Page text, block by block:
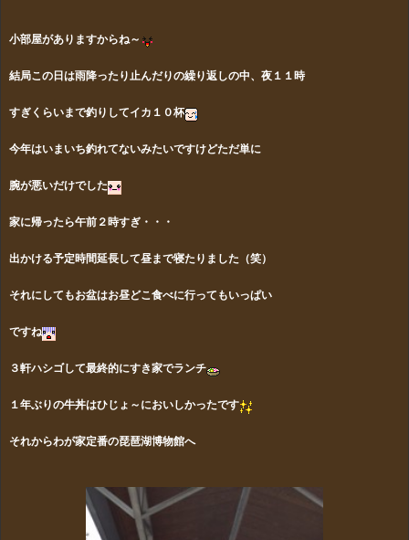
小部屋がありますからね～
結局この日は雨降ったり止んだりの繰り返しの中、夜１１時
すぎくらいまで釣りしてイカ１０杯
今年はいまいち釣れてないみたいですけどただ単に
腕が悪いだけでした
家に帰ったら午前２時すぎ・・・
出かける予定時間延長して昼まで寝たりました（笑）
それにしてもお盆はお昼どこ食べに行ってもいっぱい
ですね
３軒ハシゴして最終的にすき家でランチ
１年ぶりの牛丼はひじょ～においしかったです
それからわが家定番の琵琶湖博物館へ